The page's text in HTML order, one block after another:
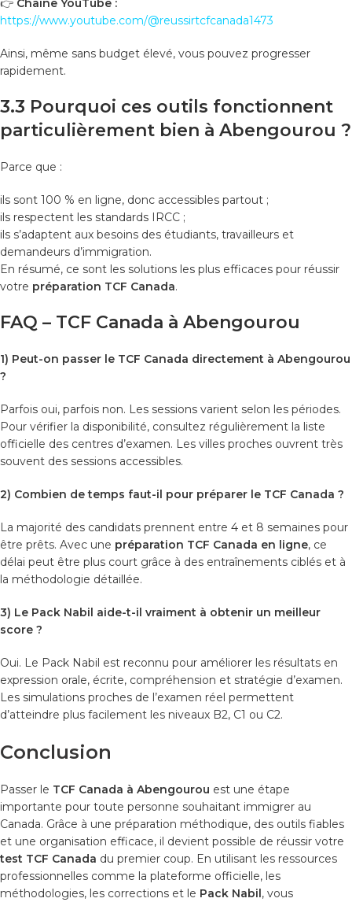
👉 Chaîne YouTube :
https://www.youtube.com/@reussirtcfcanada1473
Ainsi, même sans budget élevé, vous pouvez progresser
rapidement.
3.3 Pourquoi ces outils fonctionnent
particulièrement bien à Abengourou ?
Parce que :
ils sont 100 % en ligne, donc accessibles partout ;
ils respectent les standards IRCC ;
ils s’adaptent aux besoins des étudiants, travailleurs et
demandeurs d’immigration.
En résumé, ce sont les solutions les plus efficaces pour réussir
votre préparation TCF Canada.
FAQ – TCF Canada à Abengourou
1) Peut-on passer le TCF Canada directement à Abengourou
?
Parfois oui, parfois non. Les sessions varient selon les périodes.
Pour vérifier la disponibilité, consultez régulièrement la liste
officielle des centres d’examen. Les villes proches ouvrent très
souvent des sessions accessibles.
2) Combien de temps faut-il pour préparer le TCF Canada ?
La majorité des candidats prennent entre 4 et 8 semaines pour
être prêts. Avec une préparation TCF Canada en ligne, ce
délai peut être plus court grâce à des entraînements ciblés et à
la méthodologie détaillée.
3) Le Pack Nabil aide-t-il vraiment à obtenir un meilleur
score ?
Oui. Le Pack Nabil est reconnu pour améliorer les résultats en
expression orale, écrite, compréhension et stratégie d’examen.
Les simulations proches de l’examen réel permettent
d’atteindre plus facilement les niveaux B2, C1 ou C2.
Conclusion
Passer le TCF Canada à Abengourou est une étape
importante pour toute personne souhaitant immigrer au
Canada. Grâce à une préparation méthodique, des outils fiables
et une organisation efficace, il devient possible de réussir votre
test TCF Canada du premier coup. En utilisant les ressources
professionnelles comme la plateforme officielle, les
méthodologies, les corrections et le Pack Nabil, vous